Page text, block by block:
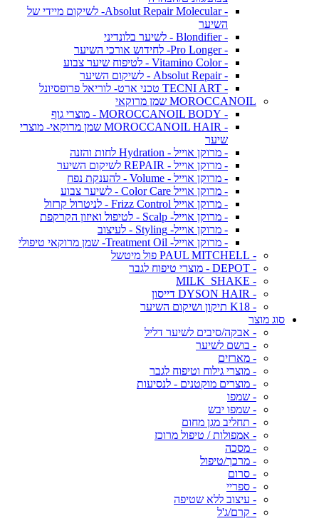
- Absolut Repair Molecular- לשיקום מיידי של
השיער
- Blondifier - לשיער בלונדיני
- Pro Longer- לחידוש אורכי השיער
- Vitamino Color - לטיפוח שיער צבוע
- Absolut Repair - לשיקום השיער
- TECNI ART טכני ארט- לוריאל פרופסיונל
MOROCCANOIL שמן מרוקאי
- MOROCCANOIL BODY - מוצרי גוף
- MOROCCANOIL HAIR שמן מרוקאי- מוצרי
שיער
- מרוקן אוייל - Hydration לחות והזנה
- מרוקן אוייל - REPAIR לשיקום השיער
- מרוקן אוייל - Volume - להענקת נפח
- מרוקן אוייל Color Care - לשיער צבוע
- מרוקן אוייל Frizz Control - לניטרול קרזול
- מרוקן אוייל- Scalp - לטיפול ואיזון הקרקפת
- מרוקן אוייל- Styling - לעיצוב
- מרוקן אוייל- Treatment Oil- שמן מרוקאי טיפולי
- PAUL MITCHELL פול מיטשל
- DEPOT - מוצרי טיפוח לגבר
- MILK_SHAKE
- DYSON HAIR דייסון
- K18 תיקון ושיקום השיער
סוג מוצר
- אבקה/סיבים לשיער דליל
- בושם לשיער
- מארזים
- מוצרי גילוח וטיפוח לגבר
- מוצרים מוקטנים - לנסיעות
- שמפו
- שמפו יבש
- תחליב מגן מחום
- אמפולות / טיפול מרוכז
- מסכה
- מרכך/טיפול
- סרום
- ספריי
- עיצוב ללא שטיפה
- קרם/ג'ל